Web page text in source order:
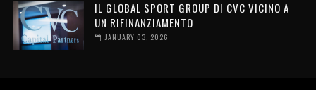
IL GLOBAL SPORT GROUP DI CVC VICINO A
UN RIFINANZIAMENTO
JANUARY 03, 2026